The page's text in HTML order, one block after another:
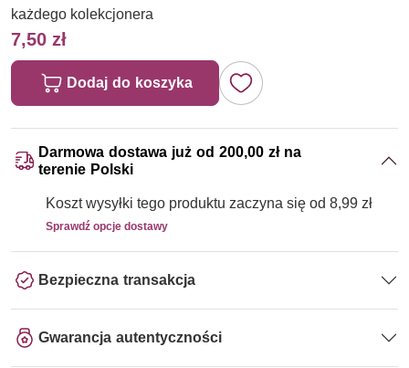
każdego kolekcjonera
7,50 zł
Dodaj do koszyka
Darmowa dostawa już od 200,00 zł na
terenie Polski
Koszt wysyłki tego produktu zaczyna się od 8,99 zł
Sprawdź opcje dostawy
Bezpieczna transakcja
Gwarancja autentyczności